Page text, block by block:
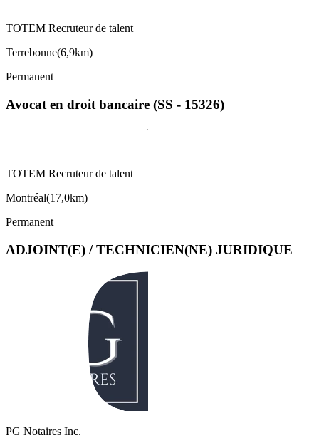
TOTEM Recruteur de talent
Terrebonne(6,9km)
Permanent
Avocat en droit bancaire (SS - 15326)
TOTEM Recruteur de talent
Montréal(17,0km)
Permanent
ADJOINT(E) / TECHNICIEN(NE) JURIDIQUE
PG Notaires Inc.